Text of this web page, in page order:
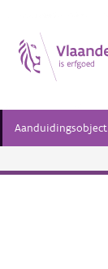
Aanduidingsobject